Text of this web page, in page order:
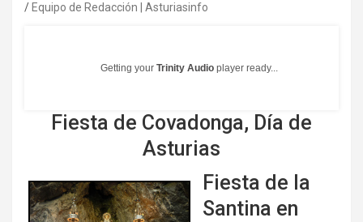
Equipo de Redacción | Asturiasinfo
Getting your Trinity Audio player ready...
Fiesta de Covadonga, Día de
Asturias
Fiesta de la
Santina en